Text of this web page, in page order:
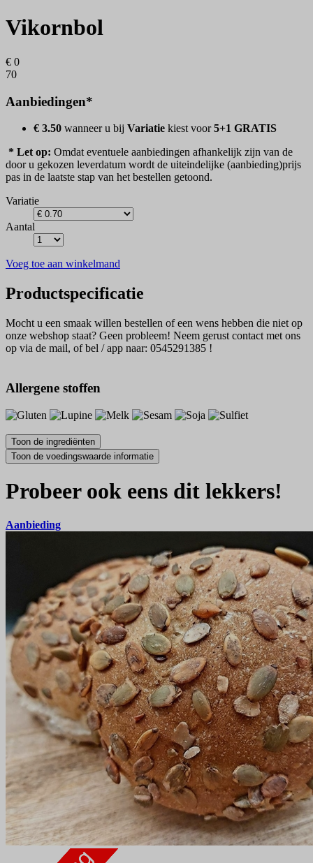
Vikornbol
€ 0
70
Aanbiedingen*
€ 3.50 wanneer u bij Variatie kiest voor5+1 GRATIS
* Let op: Omdat eventuele aanbiedingen afhankelijk zijn van de
door u gekozen leverdatum wordt de uiteindelijke (aanbieding)prijs
pas in de laatste stap van het bestellen getoond.
Variatie
Aantal
Voeg toe aan winkelmand
Productspecificatie
Mocht u een smaak willen bestellen of een wens hebben die niet op
onze webshop staat? Geen probleem! Neem gerust contact met ons
op via de mail, of bel / app naar: 0545291385 !
Allergene stoffen
Probeer ook eens dit lekkers!
Aanbieding